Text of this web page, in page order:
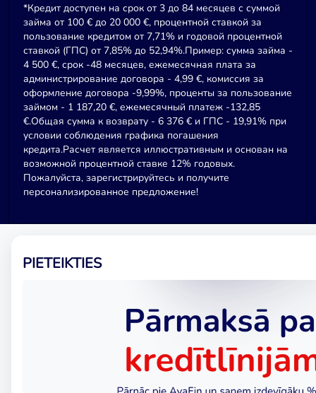
*Кредит доступен на срок от 3 до 84 месяцев с суммой
займа от 100 € до 20 000 €, процентной ставкой за
пользование кредитом от 7,71% и годовой процентной
ставкой (ГПС) от 7,85% до 52,94%.Пример: сумма займа -
4 500 €, срок -48 месяцев, ежемесячная плата за
администрирование договора - 4,99 €, комиссия за
оформление договора -9,99%, проценты за пользование
займом - 1 187,20 €, ежемесячный платеж -132,85
€.Общая сумма к возврату - 6 376 € и ГПС - 19,91% при
условии соблюдения графика погашения
кредита.Расчет является иллюстративным и основан на
возможной процентной ставке 12% годовых.
Пожалуйста, зарегистрируйтесь и получите
персонализированное предложение!
PIETEIKTIES